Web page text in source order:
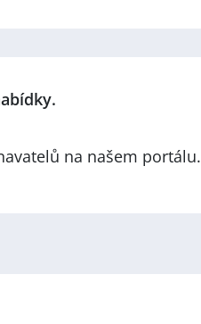
na našem portálu.